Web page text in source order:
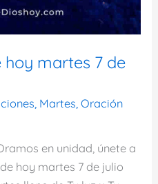
martes 7 de
, Martes,Oración
en unidad, únete a
hoy martes 7 de julio